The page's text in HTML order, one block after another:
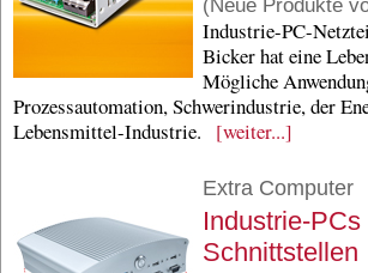
(Neue Produkte
Industrie-PC-
Bicker hat eine
Mögliche
Prozessautomation, Schwerindustrie, der
Lebensmittel-Industrie. [weiter...]
Extra Computer
Industrie-
Schnittstellen